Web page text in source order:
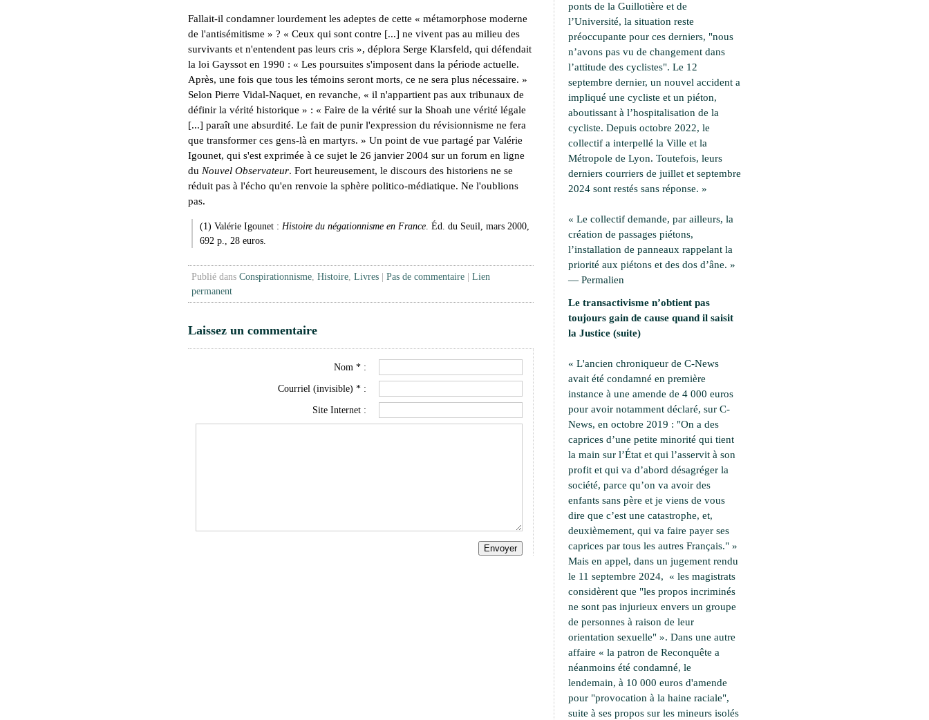
ponts de la Guillotière et de
l’Université, la situation reste
préoccupante pour ces derniers, "nous
n’avons pas vu de changement dans
l’attitude des cyclistes". Le 12
septembre dernier, un nouvel accident a
impliqué une cycliste et un piéton,
aboutissant à l’hospitalisation de la
cycliste. Depuis octobre 2022, le
collectif a interpellé la Ville et la
Métropole de Lyon. Toutefois, leurs
derniers courriers de juillet et septembre
2024 sont restés sans réponse. »
« Le collectif demande, par ailleurs, la
création de passages piétons,
l’installation de panneaux rappelant la
priorité aux piétons et des dos d’âne. »
— Permalien
Le transactivisme n’obtient pas
toujours gain de cause quand il saisit
la Justice (suite)
« L'ancien chroniqueur de C-News
avait été condamné en première
instance à une amende de 4 000 euros
pour avoir notamment déclaré, sur C-
News, en octobre 2019 : "On a des
caprices d’une petite minorité qui tient
la main sur l’État et qui l’asservit à son
profit et qui va d’abord désagréger la
société, parce qu’on va avoir des
enfants sans père et je viens de vous
dire que c’est une catastrophe, et,
deuxièmement, qui va faire payer ses
caprices par tous les autres Français." »
Mais en appel, dans un jugement rendu
le 11 septembre 2024, « les magistrats
considèrent que "les propos incriminés
ne sont pas injurieux envers un groupe
de personnes à raison de leur
orientation sexuelle" ». Dans une autre
affaire « la patron de Reconquête a
néanmoins été condamné, le
lendemain, à 10 000 euros d'amende
pour "provocation à la haine raciale",
suite à ses propos sur les mineurs isolés
Fallait-il condamner lourdement les adeptes de cette « métamorphose moderne
de l'antisémitisme » ? « Ceux qui sont contre [...] ne vivent pas au milieu des
survivants et n'entendent pas leurs cris », déplora Serge Klarsfeld, qui défendait
la loi Gayssot en 1990 : « Les poursuites s'imposent dans la période actuelle.
Après, une fois que tous les témoins seront morts, ce ne sera plus nécessaire. »
Selon Pierre Vidal-Naquet, en revanche, « il n'appartient pas aux tribunaux de
définir la vérité historique » : « Faire de la vérité sur la Shoah une vérité légale
[...] paraît une absurdité. Le fait de punir l'expression du révisionnisme ne fera
que transformer ces gens-là en martyrs. » Un point de vue partagé par Valérie
Igounet, qui s'est exprimée à ce sujet le 26 janvier 2004 sur un forum en ligne
du Nouvel Observateur. Fort heureusement, le discours des historiens ne se
réduit pas à l'écho qu'en renvoie la sphère politico-médiatique. Ne l'oublions
pas.
(1) Valérie Igounet : Histoire du négationnisme en France. Éd. du Seuil, mars 2000,
692 p., 28 euros.
Publié dans Conspirationnisme, Histoire, Livres Pas de commentaire
Lien
permanent
Laissez un commentaire
Nom * :
Courriel (invisible) * :
Site Internet :